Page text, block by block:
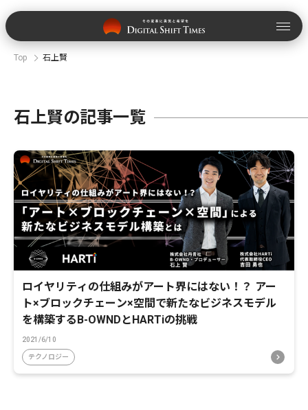
Top 石上賢
石上賢の記事一覧
ロイヤリティの仕組みがアート界にはない！？ アー
ト×ブロックチェーン×空間で新たなビジネスモデル
を構築するB-OWNDとHARTiの挑戦
2021/6/10
テクノロジー